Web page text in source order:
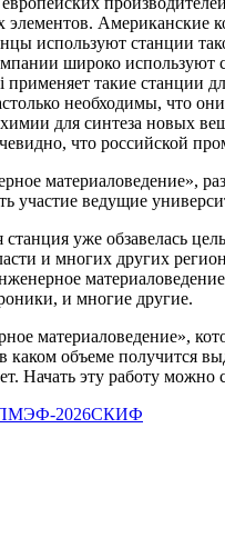
элементов.
используют станции
широко
такие станции
необходимы, что
для синтеза новых
что российской
материаловедение»,
участие ведущие
уже обзавелась
и многих других
и многие другие.
материаловедение»,
каком объеме получится
Начать эту работу
2026СКИФ